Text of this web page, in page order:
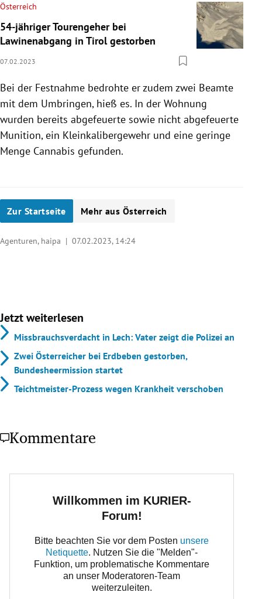
Österreich
54-jähriger Tourengeher bei
Lawinenabgang in Tirol gestorben
07.02.2023
Bei der Festnahme bedrohte er zudem zwei Beamte
mit dem Umbringen, hieß es. In der Wohnung
wurden bereits abgefeuerte sowie nicht abgefeuerte
Munition, ein Kleinkalibergewehr und eine geringe
Menge Cannabis gefunden.
Zur Startseite Mehr aus Österreich
Agenturen, haipa | 07.02.2023, 14:24
Jetzt weiterlesen
Missbrauchsverdacht in Lech: Vater zeigt die Polizei an
Zwei Österreicher bei Erdbeben gestorben,
Bundesheermission startet
Teichtmeister-Prozess wegen Krankheit verschoben
Kommentare